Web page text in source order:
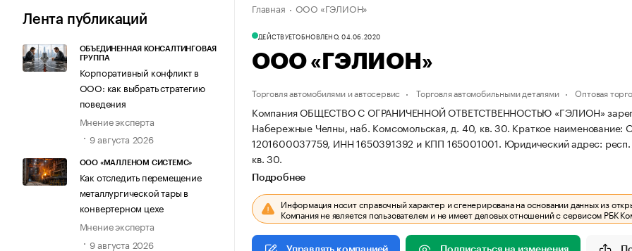
Технологии и медиа Рынок наличной валюты
Лента публикаций
ОБЪЕДИНЕННАЯ КОНСАЛТИНГОВАЯ
ГРУППА
Корпоративный конфликт в
ООО: как выбрать стратегию
поведения
Мнение эксперта
9 августа 2026
ООО «МАЛЛЕНОМ СИСТЕМС»
Как отследить перемещение
металлургической тары в
конвертерном цехе
Мнение эксперта
9 августа 2026
Главная ООО «ГЭЛИОН»
ДЕЙСТВУЕТОБНОВЛЕНО, 04.06.2020
ООО «ГЭЛИОН»
Торговля автомобилями и автосервис Торговля автомобильными деталями Оптовая
Компания ОБЩЕСТВО С ОГРАНИЧЕННОЙ ОТВЕТСТВЕННОСТЬЮ «ГЭЛИОН»
Набережные Челны, наб. Комсомольская, д. 40, кв. 30. Краткое
1201600037759, ИНН 1650391392 и КПП 165001001. Юридический адрес:
кв. 30.
Подробнее
Информация носит справочный характер и сгенерирована на основании данных из
Компания не является пользователем и не имеет деловых отношений с сервисом РБК